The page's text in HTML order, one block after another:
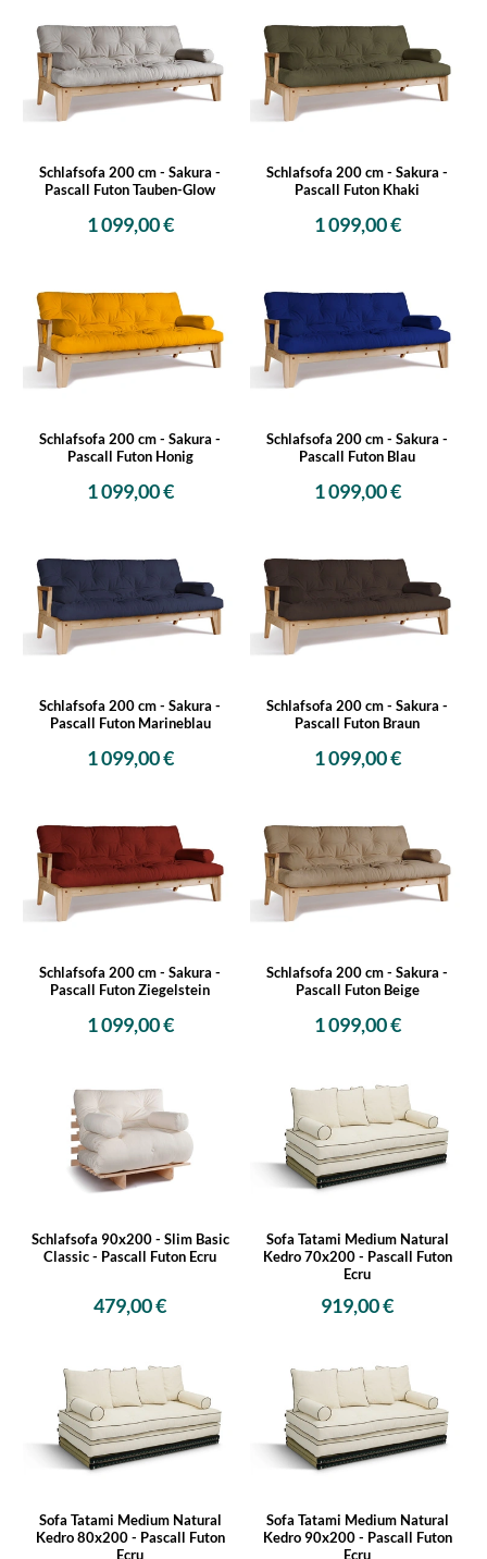
Schlafsofa 200 cm - Sakura -
Pascall Futon Tauben-Glow
1 099,00 €
Schlafsofa 200 cm - Sakura -
Pascall Futon Khaki
1 099,00 €
Schlafsofa 200 cm - Sakura -
Pascall Futon Honig
1 099,00 €
Schlafsofa 200 cm - Sakura -
Pascall Futon Blau
1 099,00 €
Schlafsofa 200 cm - Sakura -
Pascall Futon Marineblau
1 099,00 €
Schlafsofa 200 cm - Sakura -
Pascall Futon Braun
1 099,00 €
Schlafsofa 200 cm - Sakura -
Pascall Futon Ziegelstein
1 099,00 €
Schlafsofa 200 cm - Sakura -
Pascall Futon Beige
1 099,00 €
Schlafsofa 90x200 - Slim Basic
Classic - Pascall Futon Ecru
479,00 €
Sofa Tatami Medium Natural
Kedro 70x200 - Pascall Futon
Ecru
919,00 €
Sofa Tatami Medium Natural
Kedro 80x200 - Pascall Futon
Ecru
Sofa Tatami Medium Natural
Kedro 90x200 - Pascall Futon
Ecru